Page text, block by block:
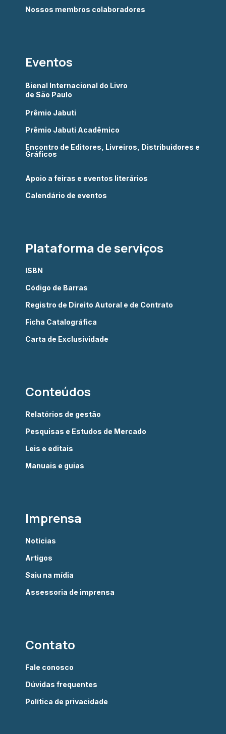
Nossos membros colaboradores
Eventos
Bienal Internacional do Livro
de São Paulo
Prêmio Jabuti
Prêmio Jabuti Acadêmico
Encontro de Editores, Livreiros, Distribuidores e
Gráficos
Apoio a feiras e eventos literários
Calendário de eventos
Plataforma de serviços
ISBN
Código de Barras
Registro de Direito Autoral e de Contrato
Ficha Catalográfica
Carta de Exclusividade
Conteúdos
Relatórios de gestão
Pesquisas e Estudos de Mercado
Leis e editais
Manuais e guias
Imprensa
Notícias
Artigos
Saiu na mídia
Assessoria de imprensa
Contato
Fale conosco
Dúvidas frequentes
Política de privacidade